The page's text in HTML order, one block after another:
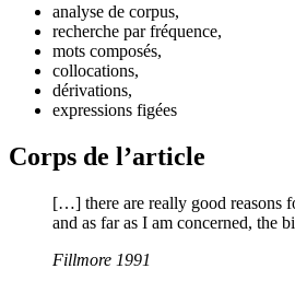
analyse de corpus,
recherche par fréquence,
mots composés,
collocations,
dérivations,
expressions figées
Corps de l’article
[…] there are really good reasons
and as far as I am concerned, the
Fillmore 1991